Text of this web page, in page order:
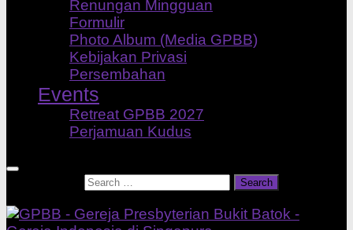
Renungan Mingguan
Formulir
Photo Album (Media GPBB)
Kebijakan Privasi
Persembahan
Events
Retreat GPBB 2027
Perjamuan Kudus